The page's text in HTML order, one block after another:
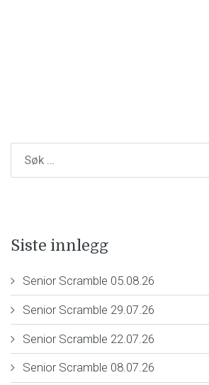
Siste innlegg
Senior Scramble 05.08.26
Senior Scramble 29.07.26
Senior Scramble 22.07.26
Senior Scramble 08.07.26